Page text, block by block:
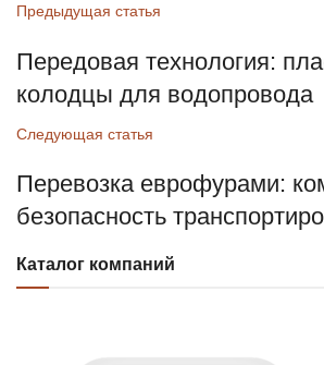
Предыдущая статья
Передовая технология:
колодцы для водопровода
Следующая статья
Перевозка еврофурами:
безопасность
Каталог компаний